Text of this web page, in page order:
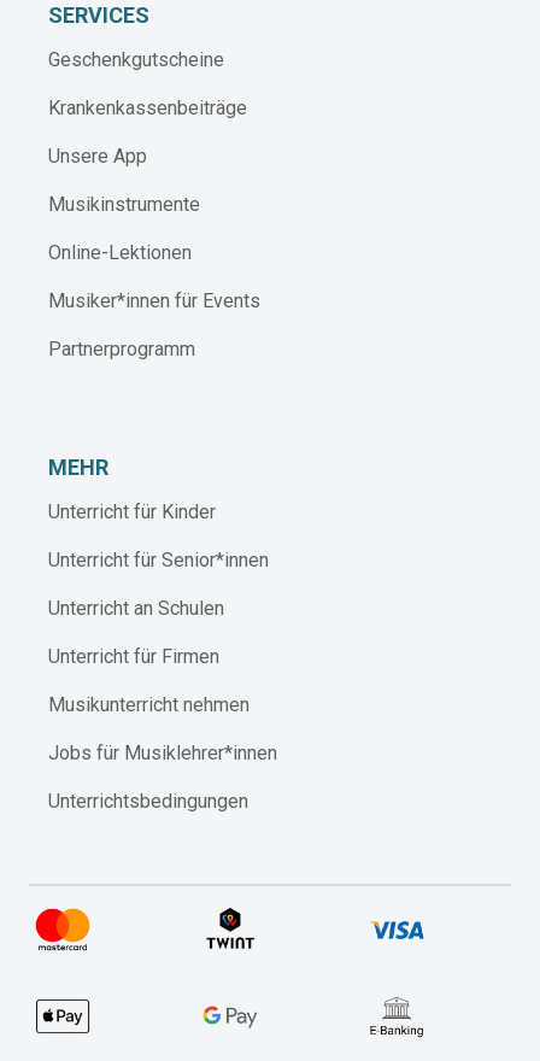
SERVICES
Geschenkgutscheine
Krankenkassenbeiträge
Unsere App
Musikinstrumente
Online-Lektionen
Musiker*innen für Events
Partnerprogramm
MEHR
Unterricht für Kinder
Unterricht für Senior*innen
Unterricht an Schulen
Unterricht für Firmen
Musikunterricht nehmen
Jobs für Musiklehrer*innen
Unterrichtsbedingungen